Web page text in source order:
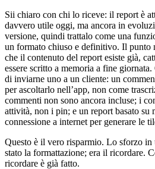
Sii chiaro con chi lo riceve: il report è
davvero utile oggi, ma ancora in
versione, quindi trattalo come una
un formato chiuso e definitivo. Il punto
che il contenuto del report esiste già,
essere scritto a memoria a fine
di inviarne uno a un cliente: un
per ascoltarlo nell’app, non come
commenti non sono ancora incluse; i
attività, non i pin; e un report basato su
connessione a internet per generare le
Questo è il vero risparmio. Lo sforzo
stato la formattazione; era il ricordare.
ricordare è già fatto.